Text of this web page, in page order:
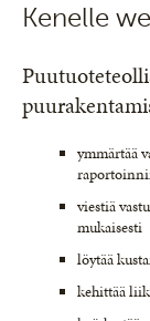
Kenelle
ymmärtää
viestiä
mukaisesti
löytää
kehittää